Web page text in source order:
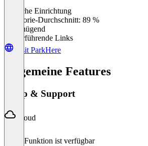
Einfache Einrichtung
Kategorie-Durchschnitt: 89 %
Ungenügend
Weiterführende Links
Visit ParkHere
Allgemeine Features
Setup & Support
Cloud
Diese Funktion ist verfügbar